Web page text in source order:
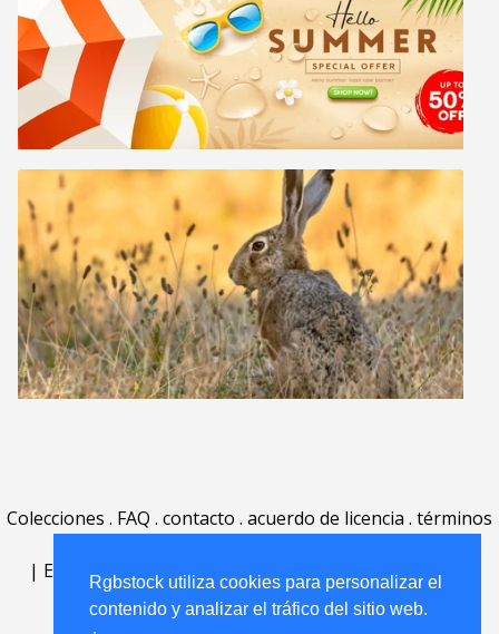
Rgbstock utiliza cookies para personalizar el
contenido y analizar el tráfico del sitio web.
Colecciones . FAQ . contacto . acuerdo de licencia . términos
| English | Deutsch| Español Português
Nederlands|